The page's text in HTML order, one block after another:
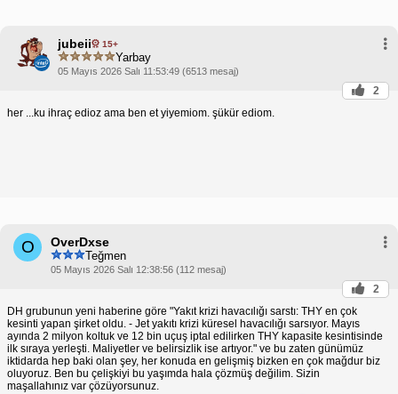
jubeii 15+
Yarbay
05 Mayıs 2026 Salı 11:53:49 (6513 mesaj)
2
her ...ku ihraç edioz ama ben et yiyemiom. şükür ediom.
O OverDxse
Teğmen
05 Mayıs 2026 Salı 12:38:56 (112 mesaj)
2
DH grubunun yeni haberine göre "Yakıt krizi havacılığı sarstı: THY en çok
kesinti yapan şirket oldu. - Jet yakıtı krizi küresel havacılığı sarsıyor. Mayıs
ayında 2 milyon koltuk ve 12 bin uçuş iptal edilirken THY kapasite kesintisinde
ilk sıraya yerleşti. Maliyetler ve belirsizlik ise artıyor." ve bu zaten günümüz
iktidarda hep baki olan şey, her konuda en gelişmiş bizken en çok mağdur biz
oluyoruz. Ben bu çelişkiyi bu yaşımda hala çözmüş değilim. Sizin
maşallahınız var çözüyorsunuz.